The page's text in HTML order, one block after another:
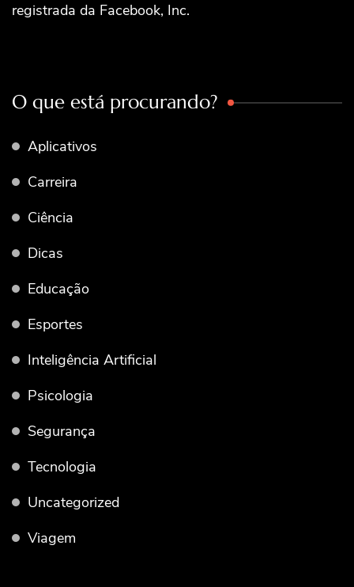
registrada da Facebook, Inc.
O que está procurando?
Aplicativos
Carreira
Ciência
Dicas
Educação
Esportes
Inteligência Artificial
Psicologia
Segurança
Tecnologia
Uncategorized
Viagem